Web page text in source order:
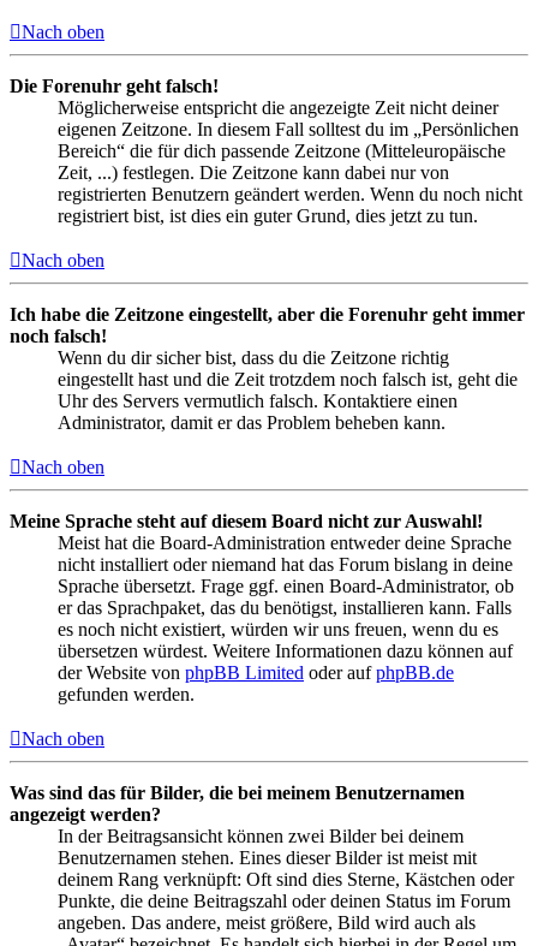
Nach oben
Die Forenuhr geht falsch!
Möglicherweise entspricht die angezeigte Zeit nicht deiner
eigenen Zeitzone. In diesem Fall solltest du im „Persönlichen
Bereich“ die für dich passende Zeitzone (Mitteleuropäische
Zeit, ...) festlegen. Die Zeitzone kann dabei nur von
registrierten Benutzern geändert werden. Wenn du noch nicht
registriert bist, ist dies ein guter Grund, dies jetzt zu tun.
Nach oben
Ich habe die Zeitzone eingestellt, aber die Forenuhr geht immer
noch falsch!
Wenn du dir sicher bist, dass du die Zeitzone richtig
eingestellt hast und die Zeit trotzdem noch falsch ist, geht die
Uhr des Servers vermutlich falsch. Kontaktiere einen
Administrator, damit er das Problem beheben kann.
Nach oben
Meine Sprache steht auf diesem Board nicht zur Auswahl!
Meist hat die Board-Administration entweder deine Sprache
nicht installiert oder niemand hat das Forum bislang in deine
Sprache übersetzt. Frage ggf. einen Board-Administrator, ob
er das Sprachpaket, das du benötigst, installieren kann. Falls
es noch nicht existiert, würden wir uns freuen, wenn du es
übersetzen würdest. Weitere Informationen dazu können auf
der Website von phpBB Limited oder aufphpBB.de
gefunden werden.
Nach oben
Was sind das für Bilder, die bei meinem Benutzernamen
angezeigt werden?
In der Beitragsansicht können zwei Bilder bei deinem
Benutzernamen stehen. Eines dieser Bilder ist meist mit
deinem Rang verknüpft: Oft sind dies Sterne, Kästchen oder
Punkte, die deine Beitragszahl oder deinen Status im Forum
angeben. Das andere, meist größere, Bild wird auch als